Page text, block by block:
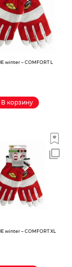
winter – COMFORT L
В корзину
winter – COMFORT XL